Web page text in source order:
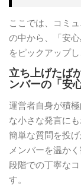
ここでは、コミ
の中から、「安
をピックアップ
立ち上げたば
ンバーの「安
運営者自身が積
な小さな発言に
簡単な質問を投
メンバーを温か
段階での丁寧な
す。